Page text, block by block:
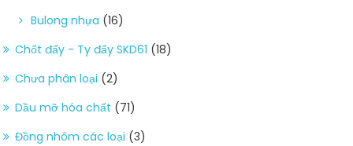
Bulong nhựa (16)
Chốt đẩy - Ty đẩy SKD61 (18)
Chưa phân loại (2)
Dầu mỡ hóa chất (71)
Đồng nhôm các loại (3)